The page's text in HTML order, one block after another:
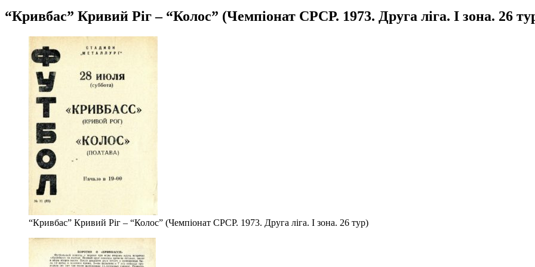
“Кривбас” Кривий Ріг – “Колос” (Чемпіонат СРСР. 1973. Друга ліга. І зона. 26
“Кривбас” Кривий Ріг – “Колос” (Чемпіонат СРСР. 1973. Друга ліга. І зона. 26 тур)